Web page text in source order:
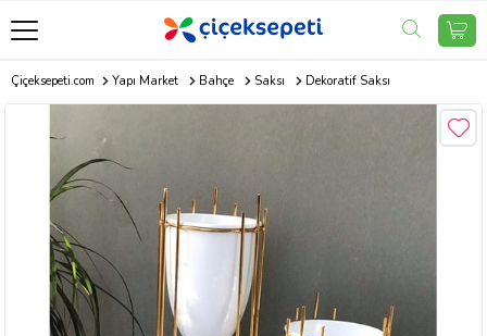
Çiçeksepeti.com Yapı Market Bahçe Saksı Dekoratif Saksı